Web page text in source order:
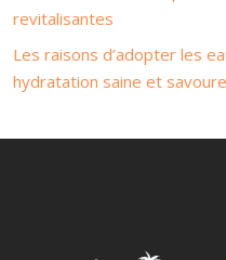
revitalisantes
Les raisons d’adopter les
hydratation saine et